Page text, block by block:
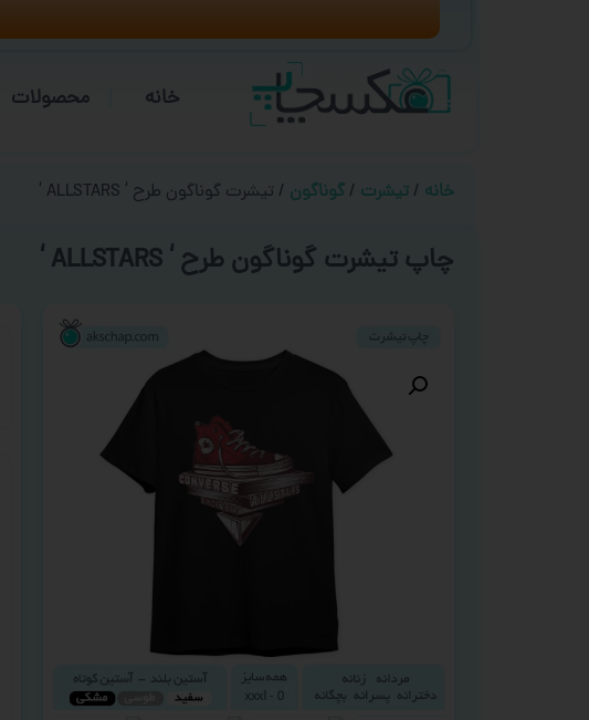
خانه محصولات
خانه / تیشرت / گوناگون / تیشرت گوناگون طرح ‘ ALLSTARS ‘
چاپ تیشرت گوناگون طرح ‘ ALLSTARS ‘